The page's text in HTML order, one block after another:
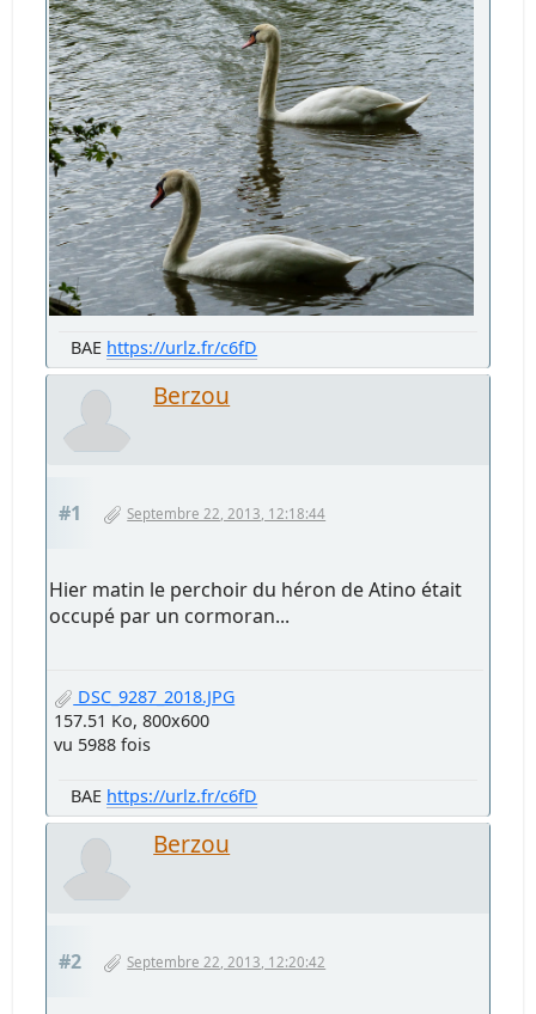
BAE https://urlz.fr/c6fD
Berzou
#1 Septembre 22, 2013, 12:18:44
Hier matin le perchoir du héron de Atino était
occupé par un cormoran...
DSC_9287_2018.JPG
157.51 Ko, 800x600
vu 5988 fois
BAE https://urlz.fr/c6fD
Berzou
#2 Septembre 22, 2013, 12:20:42